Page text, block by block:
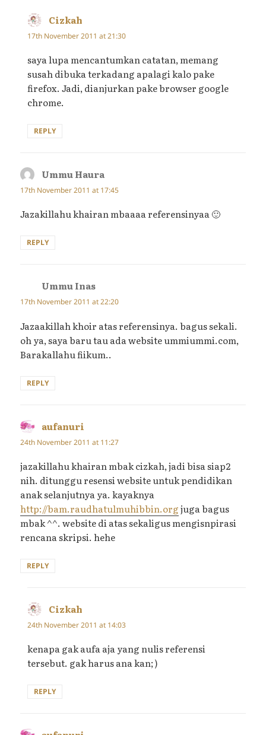
Cizkah
17th November 2011 at 21:30
saya lupa mencantumkan catatan, memang
susah dibuka terkadang apalagi kalo pake
firefox. Jadi, dianjurkan pake browser google
chrome.
REPLY
Ummu Haura
17th November 2011 at 17:45
Jazakillahu khairan mbaaaa referensinyaa 🙂
REPLY
Ummu Inas
17th November 2011 at 22:20
Jazaakillah khoir atas referensinya. bagus sekali.
oh ya, saya baru tau ada website ummiummi.com,
Barakallahu fiikum..
REPLY
aufanuri
24th November 2011 at 11:27
jazakillahu khairan mbak cizkah, jadi bisa siap2
nih. ditunggu resensi website untuk pendidikan
anak selanjutnya ya. kayaknya
http://bam.raudhatulmuhibbin.orgjuga bagus
mbak ^^. website di atas sekaligus mengisnpirasi
rencana skripsi. hehe
REPLY
Cizkah
24th November 2011 at 14:03
kenapa gak aufa aja yang nulis referensi
tersebut. gak harus ana kan; )
REPLY